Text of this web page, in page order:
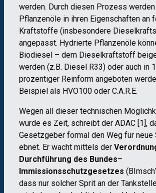
werden. Durch diesen Prozess
Pflanzenöle in ihren Eigenschaften an
Kraftstoffe (insbesondere
angepasst. Hydrierte Pflanzenöle
Biodiesel – dem Dieselkraftstoff
werden (z.B. Diesel R33) oder auch in
prozentiger Reinform angeboten
Beispiel als HVO100 oder C.A.R.E.
Wegen all dieser technischen
wurde es Zeit, schreibt der ADAC [1],
Gesetzgeber formal den Weg für neue
ebnet. Er wacht mittels der
Durchführung des Bundes–
Immissionsschutzgesetzes
dass nur solcher Sprit an der